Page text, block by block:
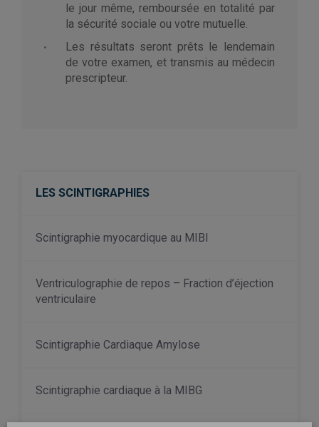
le jour même, remboursée en totalité par
la sécurité sociale ou votre mutuelle.
Les résultats seront prêts le lendemain
de votre examen, et transmis au médecin
prescripteur.
LES SCINTIGRAPHIES
Scintigraphie myocardique au MIBI
Ventriculographie de repos – Fraction d’éjection
ventriculaire
Scintigraphie Cardiaque Amylose
Scintigraphie cardiaque à la MIBG